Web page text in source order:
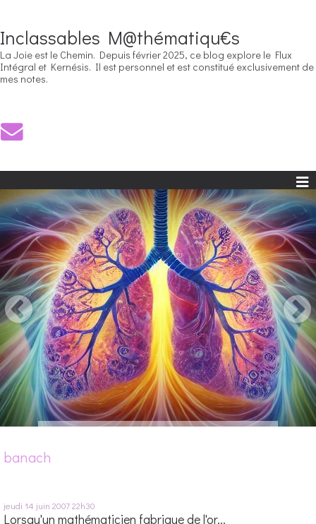
Inclassables M@thématiqu€s
La Joie est le Chemin. Depuis février 2025, ce blog explore le Flux
Intégral et Kernésis. Il est personnel et est constitué exclusivement de
mes notes.
banach
jeudi 14 juin 200722h30
Lorsqu'un mathématicien fabrique de l'or...